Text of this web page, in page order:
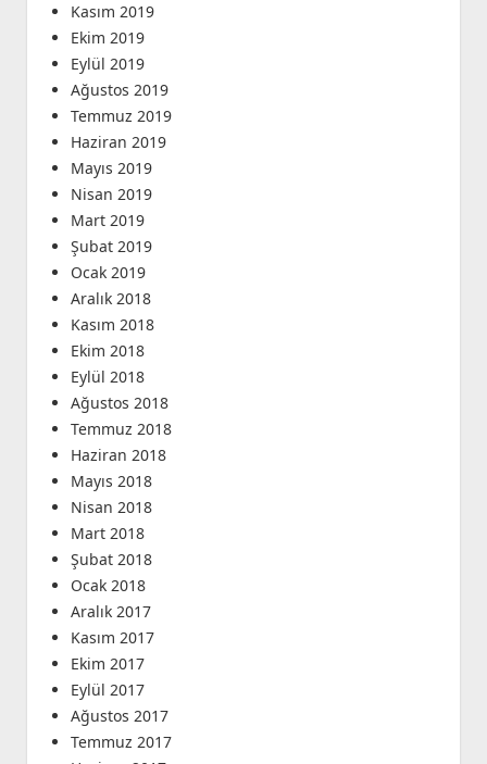
Kasım 2019
Ekim 2019
Eylül 2019
Ağustos 2019
Temmuz 2019
Haziran 2019
Mayıs 2019
Nisan 2019
Mart 2019
Şubat 2019
Ocak 2019
Aralık 2018
Kasım 2018
Ekim 2018
Eylül 2018
Ağustos 2018
Temmuz 2018
Haziran 2018
Mayıs 2018
Nisan 2018
Mart 2018
Şubat 2018
Ocak 2018
Aralık 2017
Kasım 2017
Ekim 2017
Eylül 2017
Ağustos 2017
Temmuz 2017